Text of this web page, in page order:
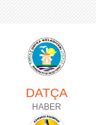
DATÇA
HABER